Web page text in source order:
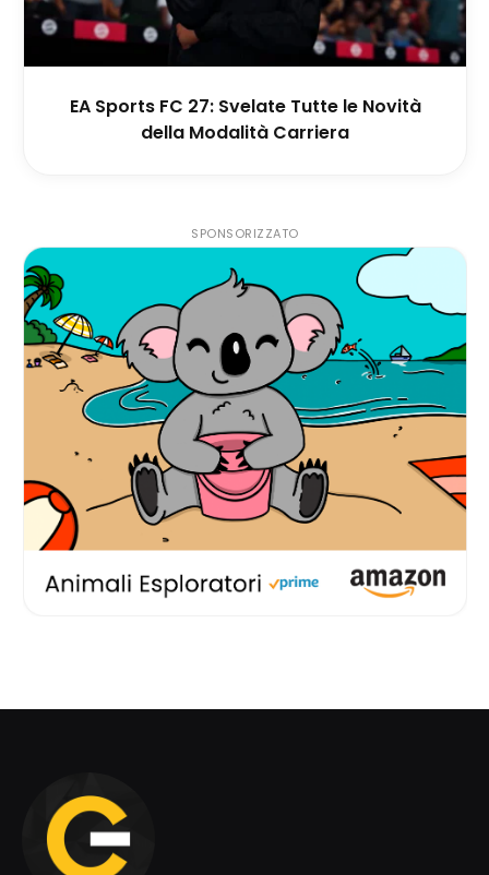
EA Sports FC 27: Svelate Tutte le Novità
della Modalità Carriera
SPONSORIZZATO